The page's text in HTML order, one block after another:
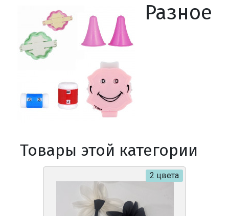
Разное
Товары этой категории
2 цвета